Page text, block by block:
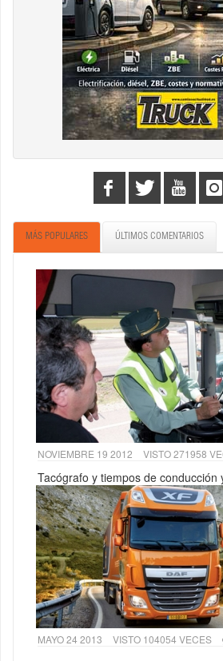
MÁS POPULARES ÚLTIMOS COMENTARIOS
NOVIEMBRE 19 2012 VISTO 271958
Tacógrafo y tiempos de conducción
MAYO 24 2013 VISTO 104054 VECES